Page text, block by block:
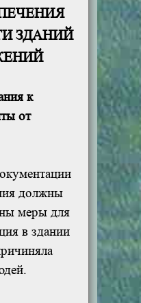
ЗДАНИЙ
к
от
должны
меры для
в здании